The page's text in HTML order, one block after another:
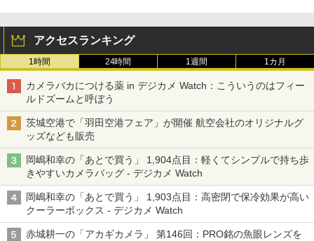
アクセスランキング
1時間 24時間 1週間 1カ月
カメラバカにつける薬 in デジカメ Watch：こういうのはフィー
ルドズームと呼ぼう
茨城空港で「羽田空港フェア」が開催 航空会社のオリジナルグ
ッズなども販売
岡嶋和幸の「あとで買う」 1,904点目：軽くてシンプルで持ち歩
きやすいカメラバッグ - デジカメ Watch
岡嶋和幸の「あとで買う」 1,903点目：高密閉で保冷効果が高い
クーラーボックス - デジカメ Watch
赤城耕一の「アカギカメラ」 第146回：PRO銘の魚眼レンズを